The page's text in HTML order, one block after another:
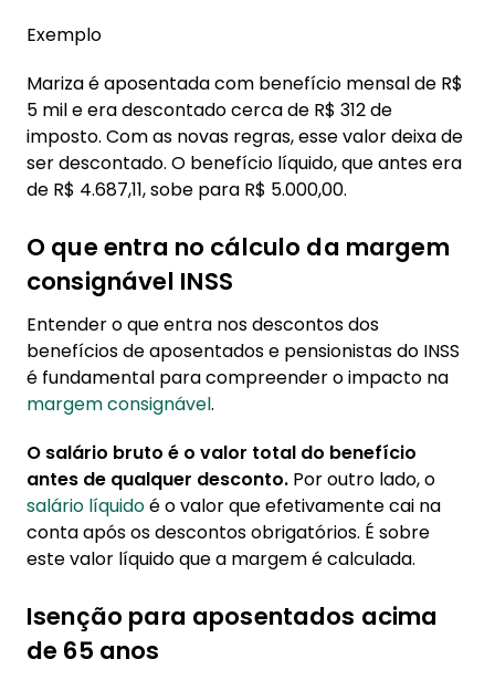
Exemplo
Mariza é aposentada com benefício mensal de R$
5 mil e era descontado cerca de R$ 312 de
imposto. Com as novas regras, esse valor deixa de
ser descontado. O benefício líquido, que antes era
de R$ 4.687,11, sobe para R$ 5.000,00.
O que entra no cálculo da margem
consignável INSS
Entender o que entra nos descontos dos
benefícios de aposentados e pensionistas do INSS
é fundamental para compreender o impacto na
margem consignável.
O salário bruto é o valor total do benefício
antes de qualquer desconto. Por outro lado, o
salário líquidoé o valor que efetivamente cai na
conta após os descontos obrigatórios. É sobre
este valor líquido que a margem é calculada.
Isenção para aposentados acima
de 65 anos